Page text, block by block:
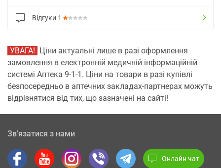
Відгуки 1
УВАГА! Ціни актуальні лише в разі оформлення
замовлення в електронній медичній інформаційній
системі Аптека 9-1-1. Ціни на товари в разі купівлі
безпосередньо в аптечних закладах-партнерах можуть
відрізнятися від тих, що зазначені на сайті!
Зв’язатися з нами
Онлайн чат